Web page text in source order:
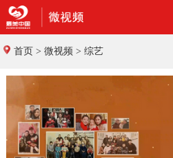
首页 > 微视频 > 综艺